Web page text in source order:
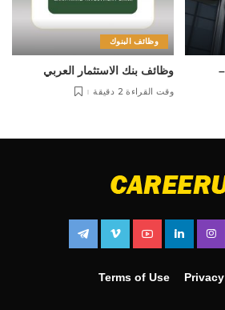
وظائف البنوك
وظائف بنك الاستثمار العربي
وقت القراءة 2 دقيقة
Terms of Use